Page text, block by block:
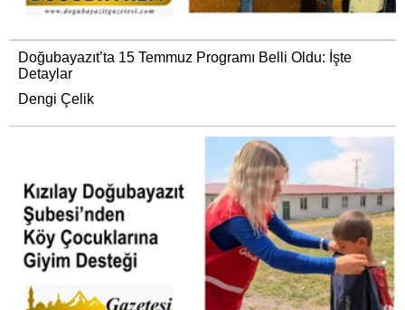
Doğubayazıt’ta 15 Temmuz Programı Belli Oldu: İşte
Detaylar
Dengi Çelik